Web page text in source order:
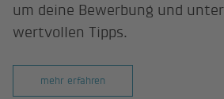
um deine Bewerbung und
wertvollen Tipps.
mehr erfahren